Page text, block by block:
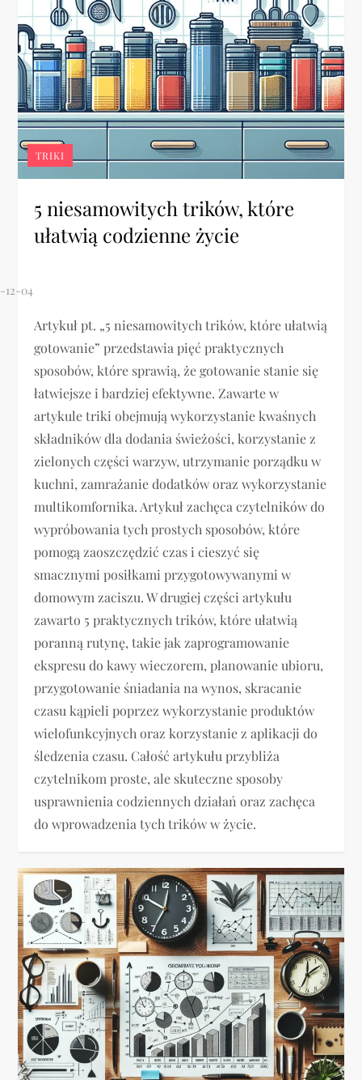
TRIKI
5 niesamowitych trików, które
ułatwią codzienne życie
Artykuł pt. „5 niesamowitych trików, które ułatwią
gotowanie” przedstawia pięć praktycznych
sposobów, które sprawią, że gotowanie stanie się
łatwiejsze i bardziej efektywne. Zawarte w
artykule triki obejmują wykorzystanie kwaśnych
składników dla dodania świeżości, korzystanie z
zielonych części warzyw, utrzymanie porządku w
kuchni, zamrażanie dodatków oraz wykorzystanie
multikomfornika. Artykuł zachęca czytelników do
wypróbowania tych prostych sposobów, które
pomogą zaoszczędzić czas i cieszyć się
smacznymi posiłkami przygotowywanymi w
domowym zaciszu. W drugiej części artykułu
zawarto 5 praktycznych trików, które ułatwią
poranną rutynę, takie jak zaprogramowanie
ekspresu do kawy wieczorem, planowanie ubioru,
przygotowanie śniadania na wynos, skracanie
czasu kąpieli poprzez wykorzystanie produktów
wielofunkcyjnych oraz korzystanie z aplikacji do
śledzenia czasu. Całość artykułu przybliża
czytelnikom proste, ale skuteczne sposoby
usprawnienia codziennych działań oraz zachęca
do wprowadzenia tych trików w życie.